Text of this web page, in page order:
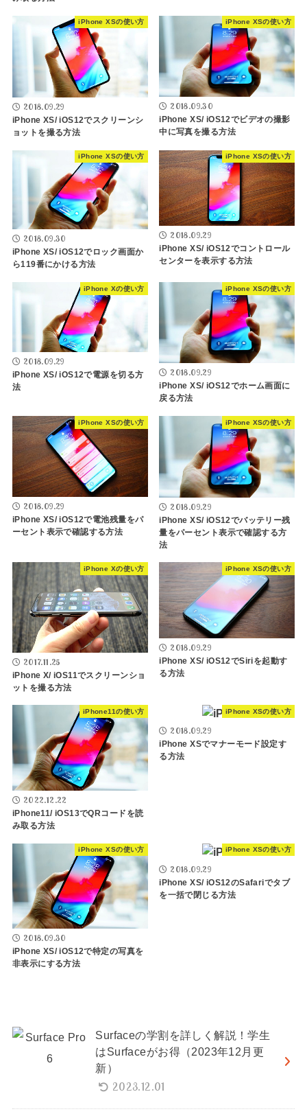
iPhone XSの使い方
2018.09.29
iPhone XS/ iOS12でスクリーンシ
ョットを撮る方法
iPhone XSの使い方
2018.09.30
iPhone XS/ iOS12でビデオの撮影
中に写真を撮る方法
iPhone XSの使い方
2018.09.30
iPhone XS/ iOS12でロック画面か
ら119番にかける方法
iPhone XSの使い方
2018.09.29
iPhone XS/ iOS12でコントロール
センターを表示する方法
iPhone Xの使い方
2018.09.29
iPhone XS/ iOS12で電源を切る方
法
iPhone XSの使い方
2018.09.29
iPhone XS/ iOS12でホーム画面に
戻る方法
iPhone XSの使い方
2018.09.29
iPhone XS/ iOS12で電池残量をパ
ーセント表示で確認する方法
iPhone XSの使い方
2018.09.29
iPhone XS/ iOS12でバッテリー残
量をパーセント表示で確認する方
法
iPhone Xの使い方
2017.11.25
iPhone X/ iOS11でスクリーンショ
ットを撮る方法
iPhone XSの使い方
2018.09.29
iPhone XS/ iOS12でSiriを起動す
る方法
iPhone11の使い方
2022.12.22
iPhone11/ iOS13でQRコードを読
み取る方法
iPhone XSの使い方
2018.09.29
iPhone XSでマナーモード設定す
る方法
iPhone XSの使い方
2018.09.30
iPhone XS/ iOS12で特定の写真を
非表示にする方法
iPhone XSの使い方
2018.09.29
iPhone XS/ iOS12のSafariでタブ
を一括で閉じる方法
Surfaceの学割を詳しく解説！学生
はSurfaceがお得（2023年12月更
新）
2023.12.01